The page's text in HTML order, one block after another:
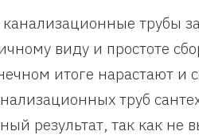
трубы
виду и простоте
итоге нарастают и
труб
результат, так как не